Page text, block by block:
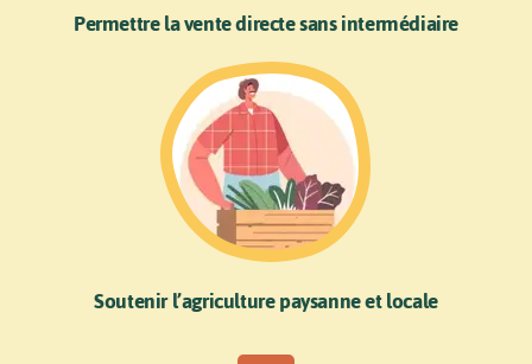
Permettre la vente directe sans intermédiaire
Soutenir l’agriculture paysanne et locale